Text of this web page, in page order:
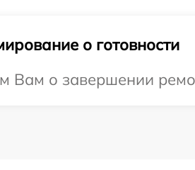
о готовности
о завершении